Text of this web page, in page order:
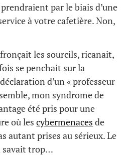
prendraient par le biais d’une
à votre cafetière. Non,
les sourcils, ricanait,
se penchait sur la
d’un « professeur
mon syndrome de
été pris pour une
où lescybermenaces de
autant prises au sérieux. Le
savait trop…